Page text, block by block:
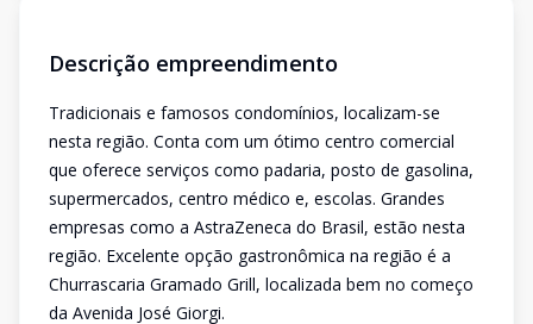
Descrição empreendimento
Tradicionais e famosos condomínios, localizam-se
nesta região. Conta com um ótimo centro comercial
que oferece serviços como padaria, posto de gasolina,
supermercados, centro médico e, escolas. Grandes
empresas como a AstraZeneca do Brasil, estão nesta
região. Excelente opção gastronômica na região é a
Churrascaria Gramado Grill, localizada bem no começo
da Avenida José Giorgi.